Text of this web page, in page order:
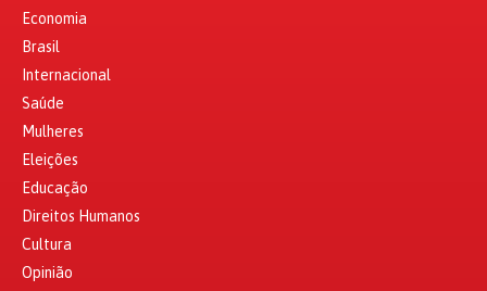
Economia
Brasil
Internacional
Saúde
Mulheres
Eleições
Educação
Direitos Humanos
Cultura
Opinião